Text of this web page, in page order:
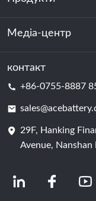
Стійкість
Зберігання енергії
Центр обробки
Елемент батареї
Медіа-центр
Новини
контакт
+86-0755-8887
29F, Hanking
Avenue,